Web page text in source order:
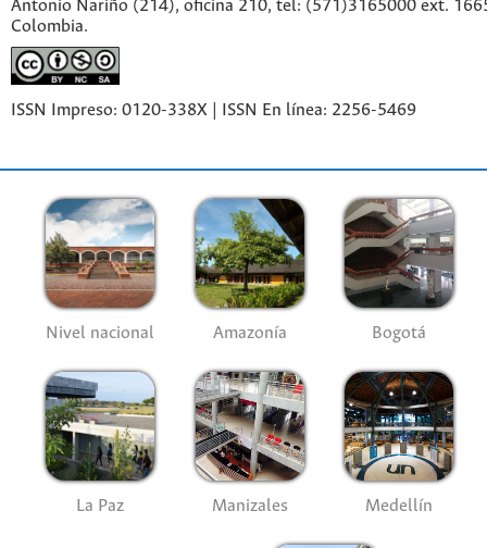
Antonio Nariño (214), oficina 210, tel: (571)3165000 ext.
Colombia.
ISSN Impreso: 0120-338X | ISSN En línea: 2256-5469
Nivel nacional Amazonía Bogotá
La Paz Manizales Medellín